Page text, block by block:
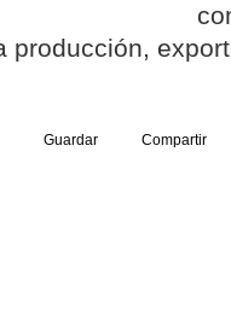
producción,
Guardar Compartir